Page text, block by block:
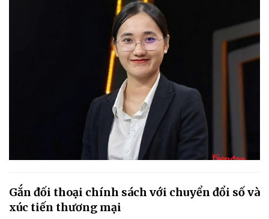
Gắn đối thoại chính sách với chuyển đổi số và
xúc tiến thương mại